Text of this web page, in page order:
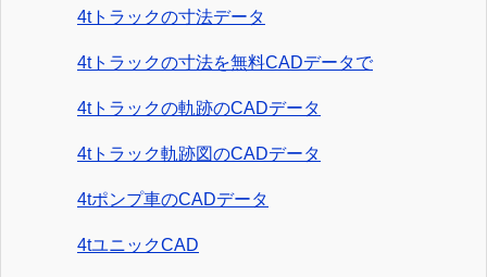
4tトラックの寸法データ
4tトラックの寸法を無料CADデータで
4tトラックの軌跡のCADデータ
4tトラック軌跡図のCADデータ
4tポンプ車のCADデータ
4tユニックCAD